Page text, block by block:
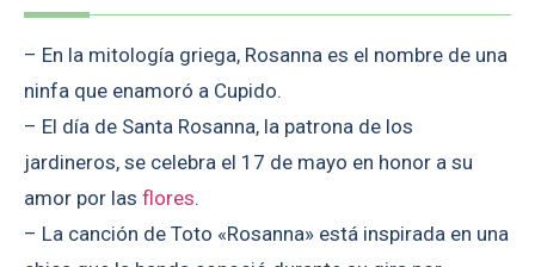
– En la mitología griega, Rosanna es el nombre de una
ninfa que enamoró a Cupido.
– El día de Santa Rosanna, la patrona de los
jardineros, se celebra el 17 de mayo en honor a su
amor por las flores.
– La canción de Toto «Rosanna» está inspirada en una